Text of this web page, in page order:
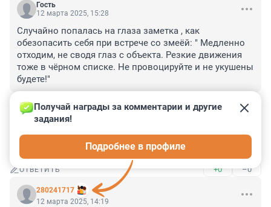
Гость
12 марта 2025, 15:28
Случайно попалась на глаза заметка , как
обезопасить себя при встрече со змеёй: " Медленно
отходим, не сводя глаз с объекта. Резкие движения
тоже в чёрном списке. Не провоцируйте и не укушены
будете!"
ОТВЕТИТЬ –0
Гость
Да они и не засыпали. Все здесь, на фонтанке))))
ОТВЕТИТЬ +0 –0
280241717
Получай награды за комментарии и другие
задания!
Подробнее в профиле
12 марта 2025, 14:19